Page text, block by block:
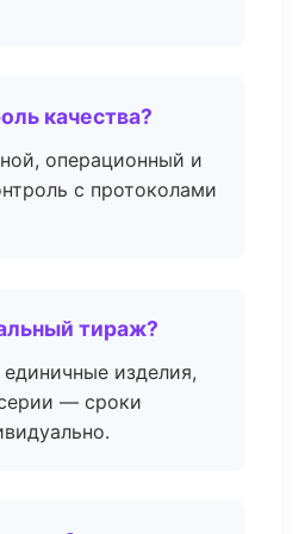
качества?
операционный и
с протоколами
тираж?
изделия,
— сроки